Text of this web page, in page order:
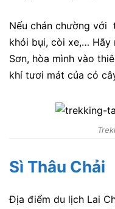
Nếu chán chường với
khói bụi, còi xe,… Hãy
Sơn, hòa mình vào
khí tươi mát của cỏ
Sì Thâu Chải
Địa điểm du lịch Lai